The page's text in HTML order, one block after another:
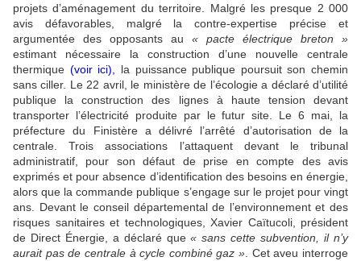
projets d’aménagement du territoire. Malgré les presque 2 000
avis défavorables, malgré la contre-expertise précise et
argumentée des opposants au « pacte électrique breton »
estimant nécessaire la construction d’une nouvelle centrale
thermique (voir ici)
la puissance publique poursuit son chemin
sans ciller. Le 22 avril, le ministère de l’écologie a déclaré d’utilité
publique la construction des lignes à haute tension devant
transporter l’électricité produite par le futur site. Le 6 mai, la
préfecture du Finistère a délivré l’arrêté d’autorisation de la
centrale. Trois associations l’attaquent devant le tribunal
administratif, pour son défaut de prise en compte des avis
exprimés et pour absence d’identification des besoins en énergie,
alors que la commande publique s’engage sur le projet pour vingt
ans. Devant le conseil départemental de l’environnement et des
risques sanitaires et technologiques, Xavier Caïtucoli, président
de Direct Énergie, a déclaré que« sans cette subvention, il n’y
aurait pas de centrale à cycle combiné gaz » . Cet aveu interroge